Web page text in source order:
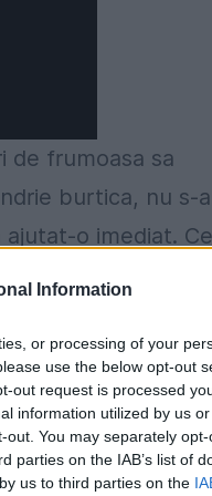
Information
or processing of your
use the below opt-out
out request is processed
information utilized by us
You may separately
parties on the IAB’s list of
us to third parties on the
de frumoasa sa
burtica, nu s-a
o imediat.
staţiunii
fi primul copil al
precedente. Bruni
iar Sarkozy mai
Bruni: